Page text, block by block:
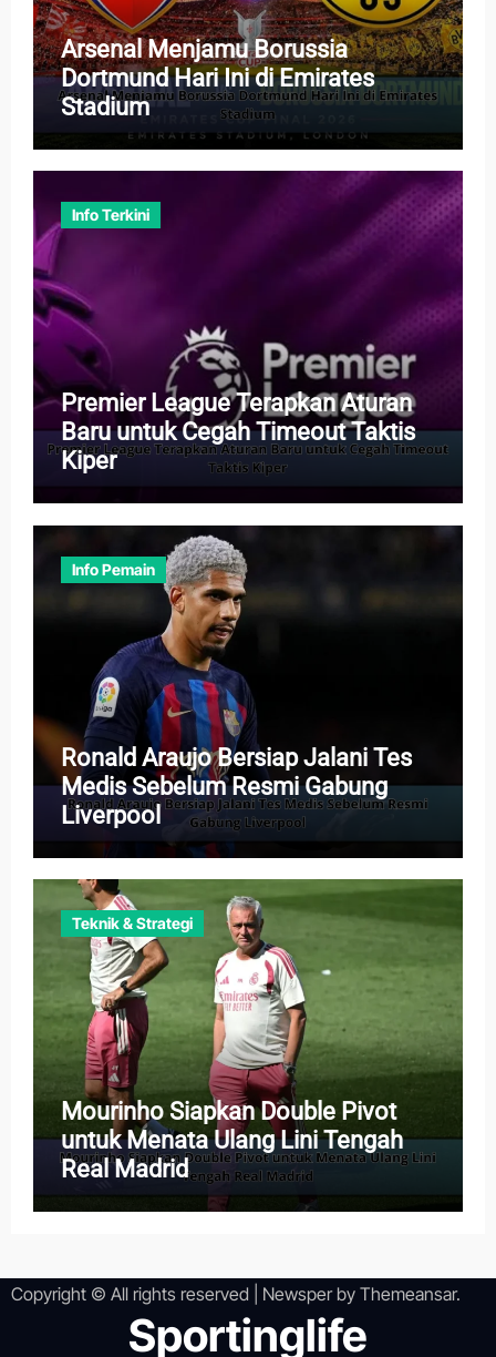
Arsenal Menjamu Borussia
Dortmund Hari Ini di Emirates
Stadium
Info Terkini
Premier League Terapkan Aturan
Baru untuk Cegah Timeout Taktis
Kiper
Info Pemain
Ronald Araujo Bersiap Jalani Tes
Medis Sebelum Resmi Gabung
Liverpool
Teknik & Strategi
Mourinho Siapkan Double Pivot
untuk Menata Ulang Lini Tengah
Real Madrid
Copyright © All rights reserved Newsperby Themeansar.
Sportinglife